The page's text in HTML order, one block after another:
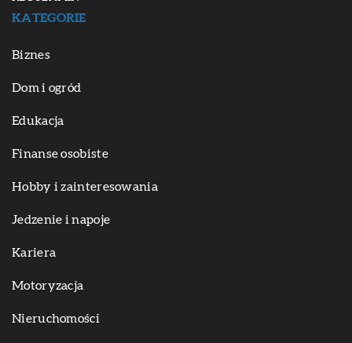
KATEGORIE
Biznes
Dom i ogród
Edukacja
Finanse osobiste
Hobby i zainteresowania
Jedzenie i napoje
Kariera
Motoryzacja
Nieruchomości